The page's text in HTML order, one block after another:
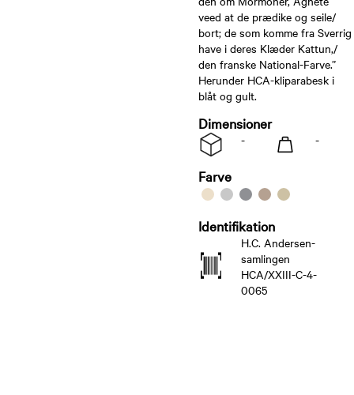
veed at de prædike og seile/
bort; de som komme fra Sverrig
have i deres Klæder Kattun,/
den franske National-Farve.”
Herunder HCA-kliparabesk i
blåt og gult.
Dimensioner
- -
Farve
Identifikation
H.C. Andersen-
samlingen
HCA/XXIII-C-4-
0065